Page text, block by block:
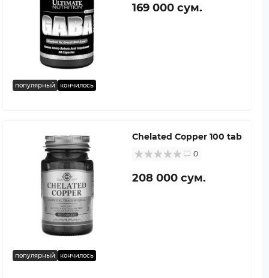
популярный кончилось
169 000 сум.
популярный кончилось
Chelated Copper 100 tab
0
208 000 сум.